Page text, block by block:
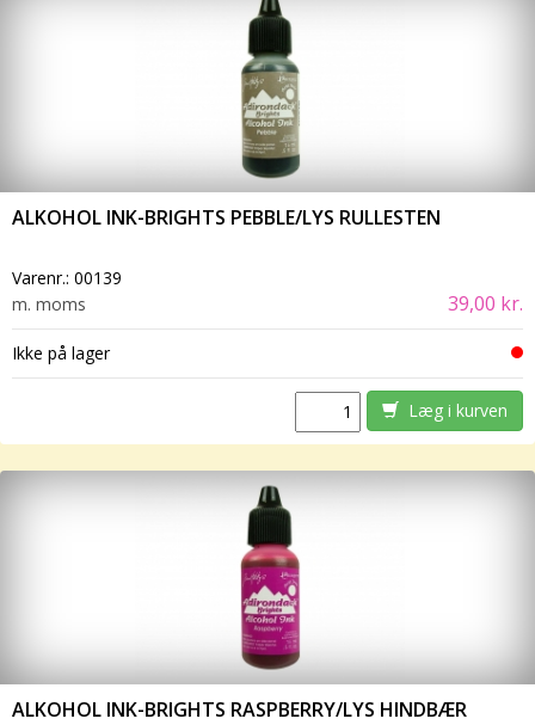
ALKOHOL INK-BRIGHTS PEBBLE/LYS RULLESTEN
Varenr.: 00139
m. moms
39,00 kr.
Ikke på lager
Læg i kurven
ALKOHOL INK-BRIGHTS RASPBERRY/LYS HINDBÆR